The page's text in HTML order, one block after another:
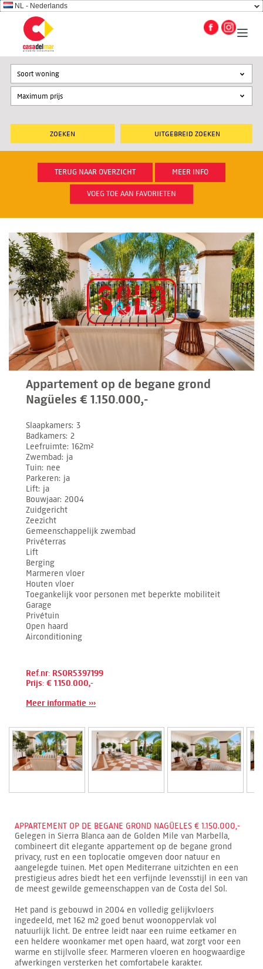
NL - Nederlands
UITGEBREID ZOEKEN
Soort woning
TERUG NAAR OVERZICHT MEER INFO
VOEG TOE AAN FAVORIETEN
Appartement op de begane grond
Nagüeles € 1.150.000,-
Slaapkamers 3
Badkamers 2
Leefruimte 162m²
Zwembad ja
Tuin nee
Parkeren ja
Lift ja
Bouwjaar 2004
Zuidgericht
Zeezicht
Gemeenschappelijk zwembad
Privéterras
Lift
Berging
Marmeren vloer
Houten vloer
Toegankelijk voor personen met beperkte mobiliteit
Garage
Privétuin
Open haard
Airconditioning
Ref.nr: RSOR5397199
Prijs: € 1.150.000,-
Meer informatie ›››
APPARTEMENT OP DE BEGANE GROND NAGÜELES € 1.150.000,-
Gelegen in Sierra Blanca aan de Golden Mile van Marbella,
combineert dit elegante appartement op de begane grond
privacy, rust en een toplocatie omgeven door natuur en
aangelegde tuinen. Met open Mediterrane uitzichten en een
prestigieus adres biedt het een verfijnde levensstijl in een van
de meest gewilde gemeenschappen van de Costa del Sol.
Het pand is gebouwd in 2004 en volledig gelijkvloers
ingedeeld, met 162 m2 goed benut woonoppervlak vol
natuurlijk licht. De entree leidt naar een ruime eetkamer en
een heldere woonkamer met open haard, wat zorgt voor een
warme en stijlvolle sfeer. Marmeren vloeren en hoogwaardige
afwerkingen versterken het comfortabele karakter.